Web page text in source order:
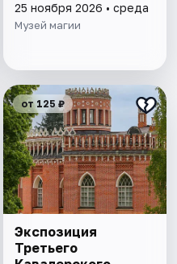
25 ноября 2026 • среда
Музей магии
от 125 ₽
Экспозиция
Третьего